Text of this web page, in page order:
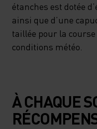
étanches est dotée
ainsi que d’une
taillée pour la
conditions météo.
À CHAQUE